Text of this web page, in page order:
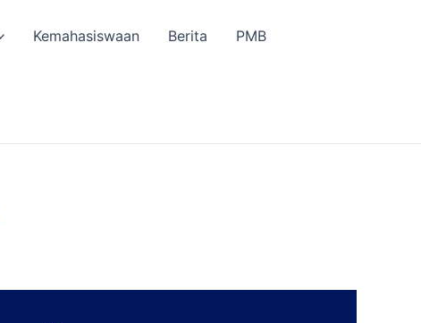
Kemahasiswaan Berita PMB